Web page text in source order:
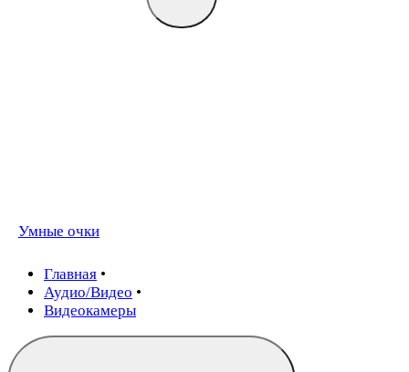
Умные очки
Главная •
Аудио/Видео •
Видеокамеры